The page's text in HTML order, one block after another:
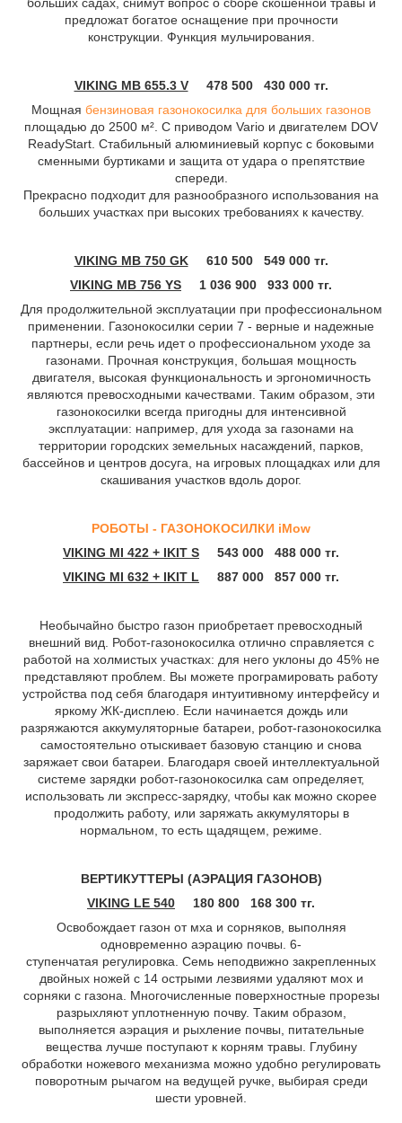
предложат богатое оснащение при прочности
конструкции. Функция мульчирования.
VIKING MB 655.3 V 478 500430 000 тг.
Мощная бензиновая газонокосилка для больших газонов
площадью до 2500 м². С приводом Vario и двигателем DOV
ReadyStart. Стабильный алюминиевый корпус с боковыми
сменными буртиками и защита от удара о препятствие
спереди.
Прекрасно подходит для разнообразного использования на
больших участках при высоких требованиях к качеству.
VIKING MB 750 GK 610 500549 000 тг.
VIKING MB 756 YS
1 036 900 933 000 тг.
Для продолжительной эксплуатации при профессиональном
применении. Газонокосилки серии 7 - верные и надежные
партнеры, если речь идет о профессиональном уходе за
газонами. Прочная конструкция, большая мощность
двигателя, высокая функциональность и эргономичность
являются превосходными качествами. Таким образом, эти
газонокосилки всегда пригодны для интенсивной
эксплуатации: например, для ухода за газонами на
территории городских земельных насаждений, парков,
бассейнов и центров досуга, на игровых площадках или для
скашивания участков вдоль дорог.
РОБОТЫ - ГАЗОНОКОСИЛКИ iMow
VIKING MI 422 + IKIT S
543 000 488 000 тг.
VIKING MI 632 + IKIT L
887 000 857 000 тг.
Необычайно быстро газон приобретает превосходный
внешний вид. Робот-газонокосилка отлично справляется с
работой на холмистых участках: для него уклоны до 45% не
представляют проблем. Вы можете програмировать работу
устройства под себя благодаря интуитивному интерфейсу и
яркому ЖК-дисплею. Если начинается дождь или
разряжаются аккумуляторные батареи, робот-газонокосилка
самостоятельно отыскивает базовую станцию и снова
заряжает свои батареи. Благодаря своей интеллектуальной
системе зарядки робот-газонокосилка сам определяет,
использовать ли экспресс-зарядку, чтобы как можно скорее
продолжить работу, или заряжать аккумуляторы в
нормальном, то есть щадящем, режиме.
ВЕРТИКУТТЕРЫ (АЭРАЦИЯ ГАЗОНОВ)
VIKING LE 540
180 800 168 300 тг.
Освобождает газон от мха и сорняков, выполняя
одновременно аэрацию почвы. 6-
ступенчатая регулировка. Семь неподвижно закрепленных
двойных ножей с 14 острыми лезвиями удаляют мох и
сорняки с газона. Многочисленные поверхностные прорезы
разрыхляют уплотненную почву. Таким образом,
выполняется аэрация и рыхление почвы, питательные
вещества лучше поступают к корням травы. Глубину
обработки ножевого механизма можно удобно регулировать
поворотным рычагом на ведущей ручке, выбирая среди
шести уровней.